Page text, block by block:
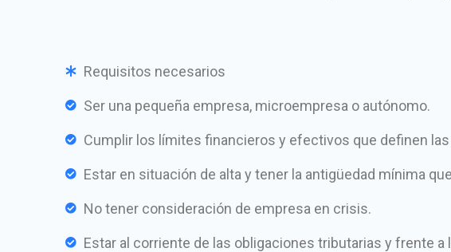
Requisitos necesarios
Ser una pequeña empresa, microempresa o autónomo.
Cumplir los límites financieros y efectivos que definen
Estar en situación de alta y tener la antigüedad mínima
No tener consideración de empresa en crisis.
Estar al corriente de las obligaciones tributarias y frente a